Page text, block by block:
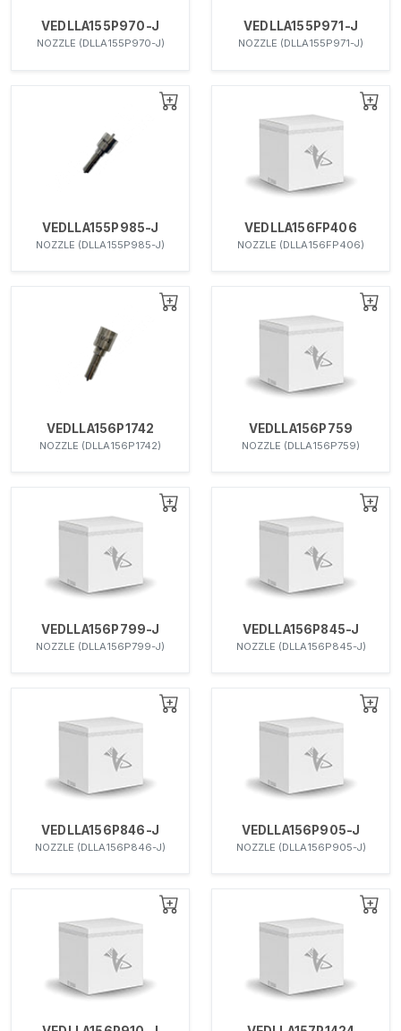
VEDLLA155P970-J
NOZZLE (DLLA155P970-J)
VEDLLA155P971-J
NOZZLE (DLLA155P971-J)
VEDLLA155P985-J
NOZZLE (DLLA155P985-J)
VEDLLA156FP406
NOZZLE (DLLA156FP406)
VEDLLA156P1742
NOZZLE (DLLA156P1742)
VEDLLA156P759
NOZZLE (DLLA156P759)
VEDLLA156P799-J
NOZZLE (DLLA156P799-J)
VEDLLA156P845-J
NOZZLE (DLLA156P845-J)
VEDLLA156P846-J
NOZZLE (DLLA156P846-J)
VEDLLA156P905-J
NOZZLE (DLLA156P905-J)